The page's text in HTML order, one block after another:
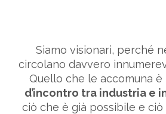
Siamo visionari, perché
circolano davvero
Quello che le accomuna è
d’incontro tra industria e
ciò che è già possibile e